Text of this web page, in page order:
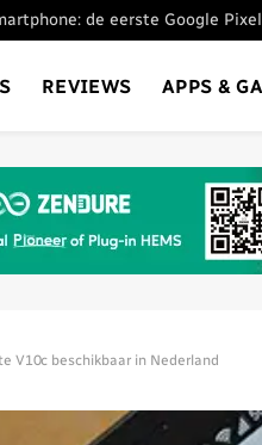
de eerste Google Pixel
REVIEWS APPS &
V10c beschikbaar in Nederland